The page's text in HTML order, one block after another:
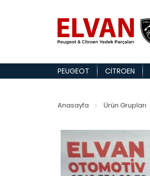
PEUGEOT CITROEN
Anasayfa Ürün Grupları